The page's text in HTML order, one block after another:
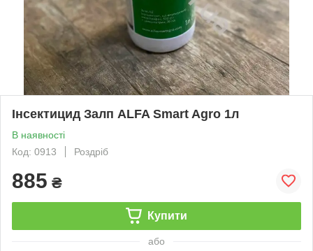
Інсектицид Залп ALFA Smart Agro 1л
В наявності
Код: 0913
Роздріб
885 ₴
Купити
або